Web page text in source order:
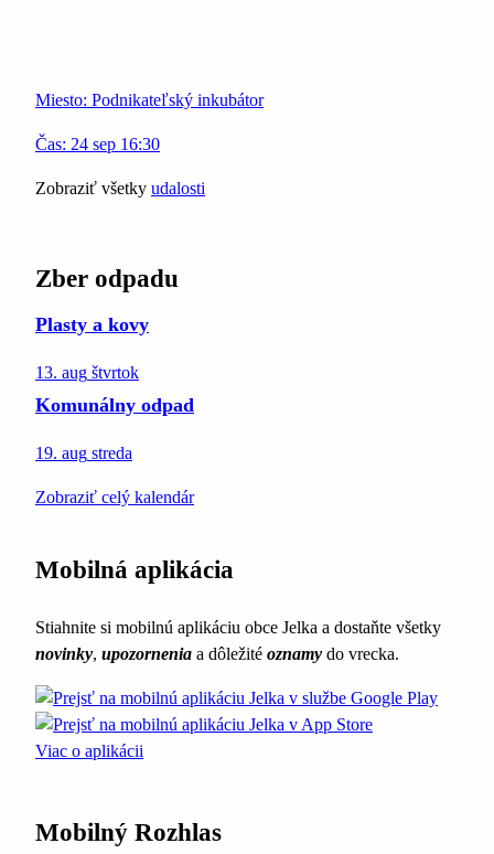
Miesto: Podnikateľský inkubátor
Čas: 24 sep 16:30
Zobraziť všetky udalosti
Zber odpadu
Plasty a kovy
13. aug štvrtok
Komunálny odpad
19. aug streda
Zobraziť celý kalendár
Mobilná aplikácia
Stiahnite si mobilnú aplikáciu obce Jelka a dostaňte všetky
novinky, upozornenia a dôležité oznamy do vrecka.
Viac o aplikácii
Mobilný Rozhlas